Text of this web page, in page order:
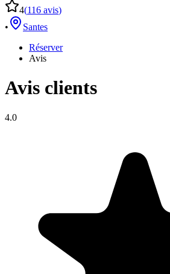
4(116 avis)
•
Santes
Réserver
Avis
Avis clients
4.0